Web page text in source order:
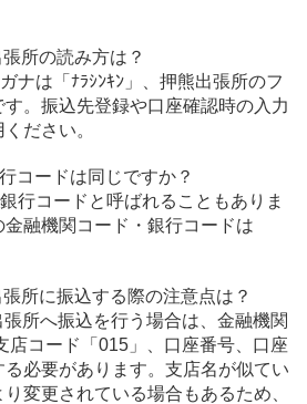
所の読み方は？
ナは「ﾅﾗｼﾝｷﾝ」、押熊出張所のフ
す。振込先登録や口座確認時の入力
ださい。
コードは同じですか？
行コードと呼ばれることもありま
融機関コード・銀行コードは
所に振込する際の注意点は？
所へ振込を行う場合は、金融機関
店コード「015」、口座番号、口座
必要があります。支店名が似てい
変更されている場合もあるため、